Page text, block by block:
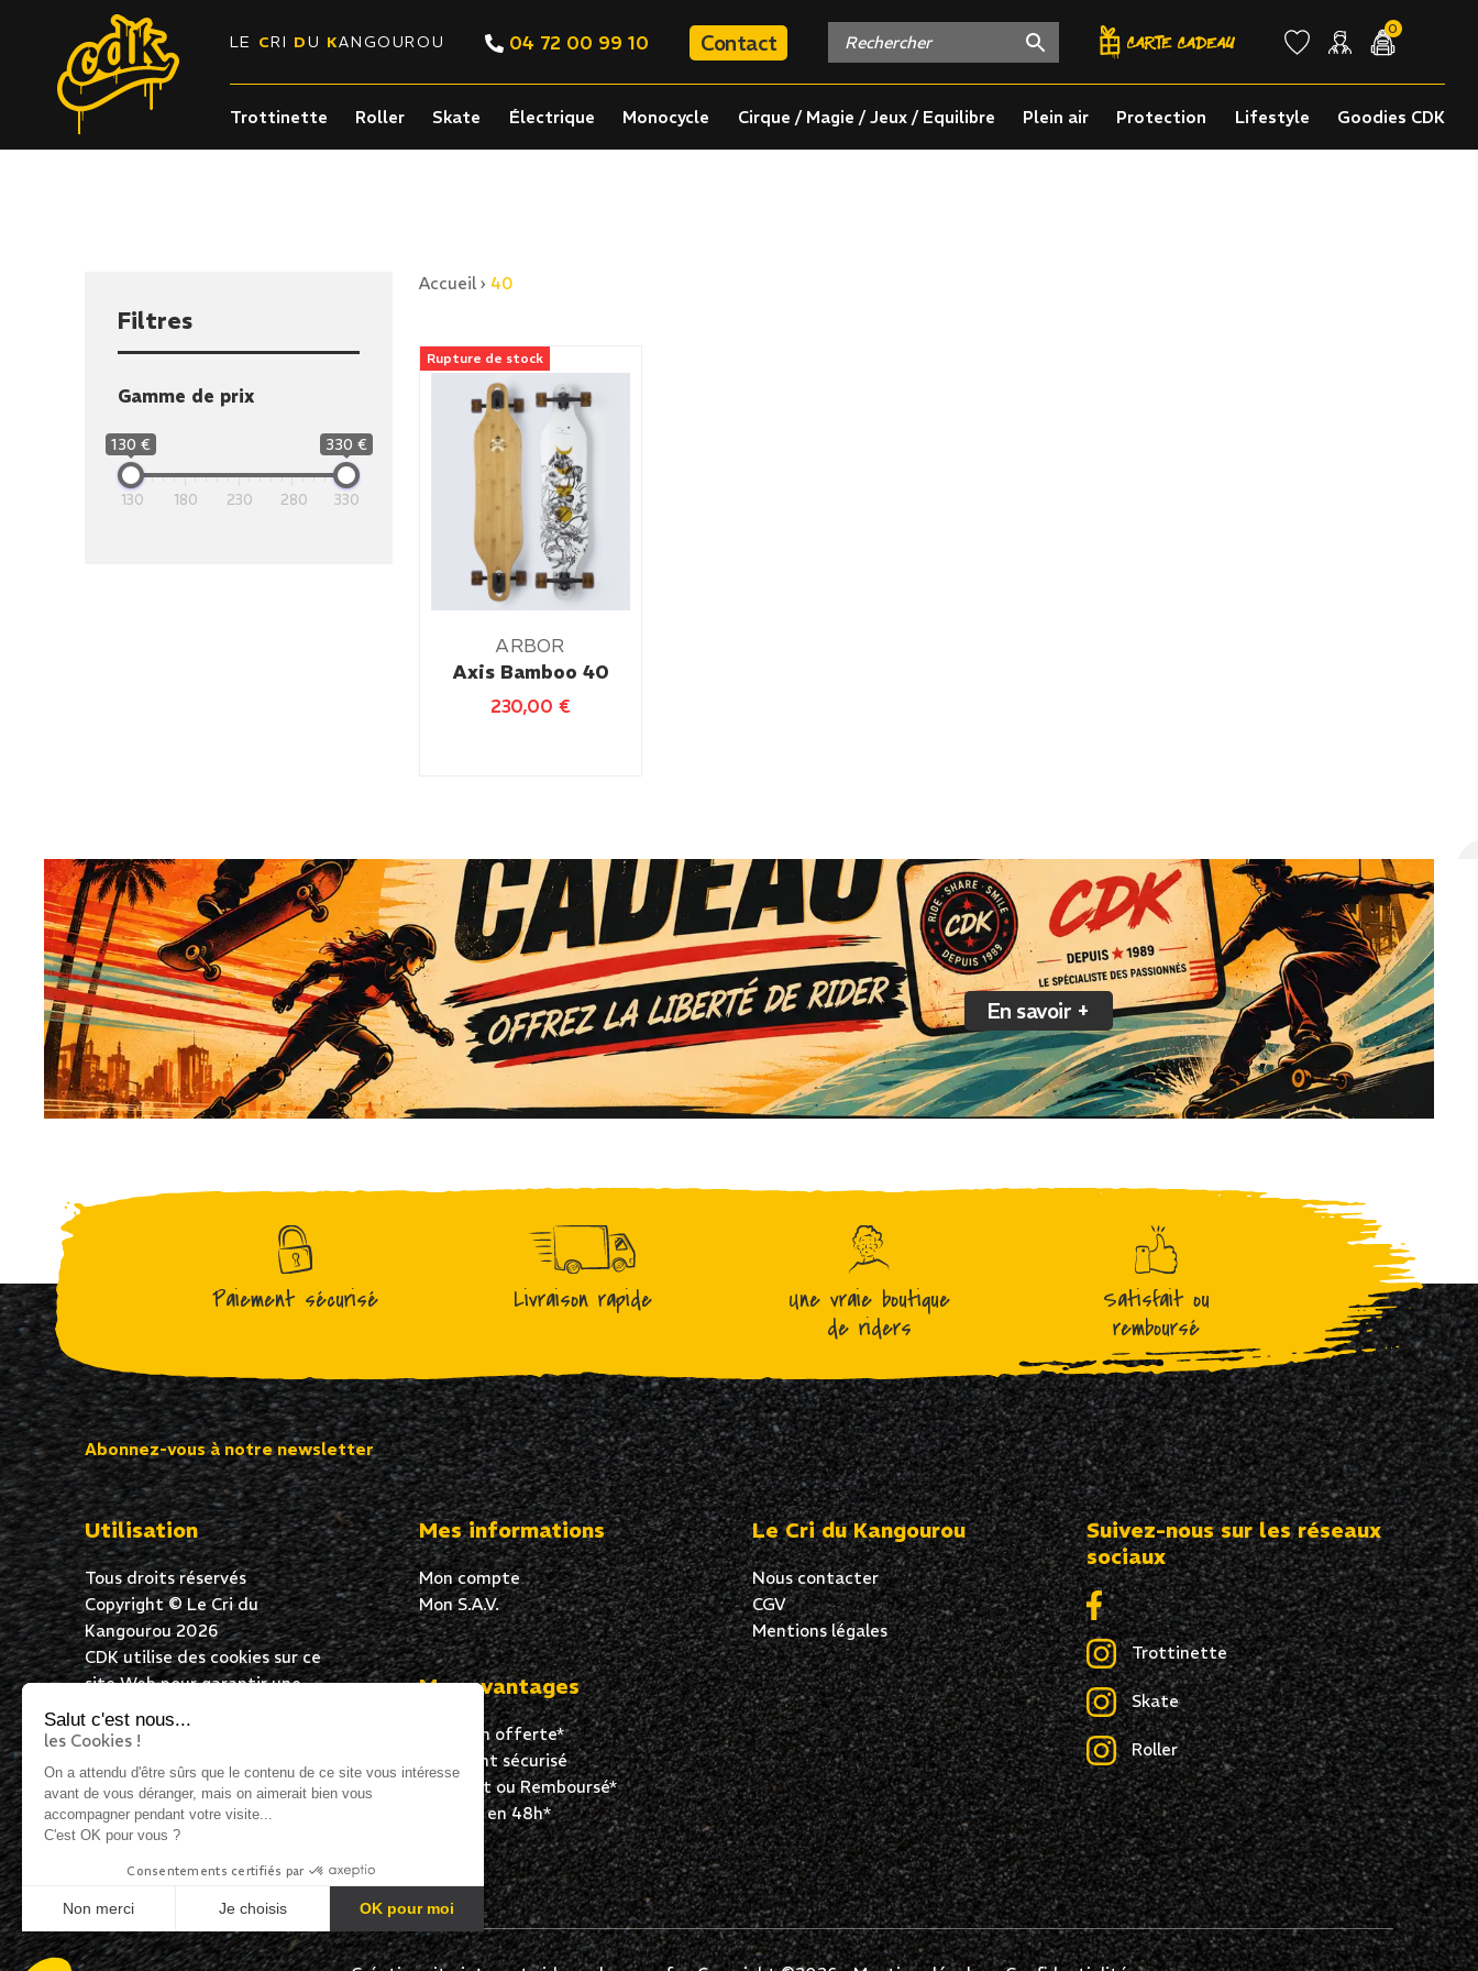
les Cookies !
On a attendu d'être sûrs que le contenu
de ce site vous intéresse avant de
vous déranger, mais on aimerait bien vous accompagner pendant
votre visite...
C'est OK pour vous ?
Consentements certifiés par
Non merci Je choisis OK pour moi
Axeptio consent
Plateforme de Gestion du Consentement : Personnalisez vos Options
LE CRI DU KANGOUROU 04 72 00 99 10 Contact
0
Trottinette Roller Skate Électrique Monocycle Cirque / Magie / Jeux / Equilibre Plein air Protection Lifestyle Goodies CDK
Filtres
Gamme de prix
130 € 330 €
130 180 230 280 330
Accueil› 40
Rupture de stock
ARBOR
Axis Bamboo 40
230,00 €
En savoir +
Paiement sécurisé Livraison rapide
Une vraie boutique
de riders
Satisfait ou
remboursé
Abonnez-vous à notre newsletter
Utilisation
Tous droits réservés
Copyright © Le Cri du
Kangourou 2026
CDK utilise des cookies sur ce
site Web pour garantir une
excellente expérience de
navigation à tous ses
utilisateurs. En poursuivant
votre navigation, vous acceptez
l’utilisation de cookies.
04 72 00 99 10
Mes informations
Mon compte
Mon S.A.V.
Mes avantages
Livraison offerte*
Paiement sécurisé
Satisfait ou Remboursé*
Expédié en 48h*
Le Cri du Kangourou
Nous contacter
CGV
Mentions légales
Suivez-nous sur les réseaux
sociaux
Trottinette
Skate
Roller